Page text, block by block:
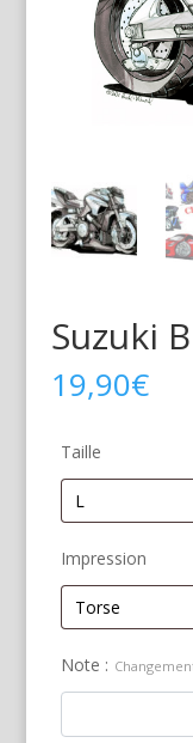
Suzuki
19,90€
Taille
Impression
Note :